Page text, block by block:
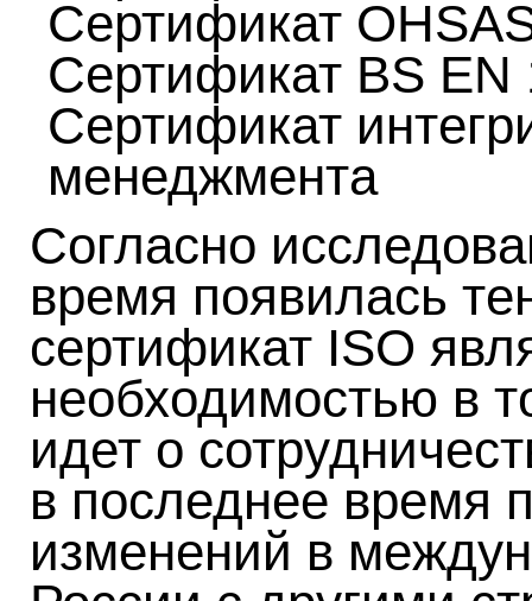
Сертификат
Сертификат BS EN
Сертификат
менеджмента
Согласно
время появилась
сертификат ISO
необходимостью в
идет о
в последнее время
изменений в